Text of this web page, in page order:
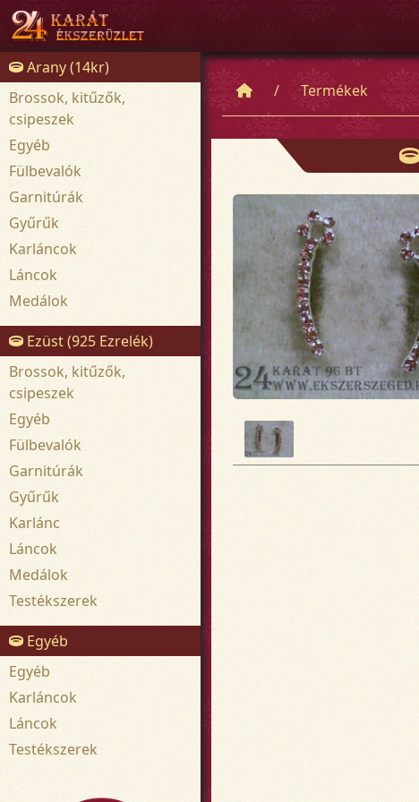
Arany (14kr)
Brossok, kitűzők,
csipeszek
Egyéb
Fülbevalók
Garnitúrák
Gyűrűk
Karláncok
Láncok
Medálok
Ezüst (925 Ezrelék)
Brossok, kitűzők,
csipeszek
Egyéb
Fülbevalók
Garnitúrák
Gyűrűk
Karlánc
Láncok
Medálok
Testékszerek
Egyéb
Egyéb
Karláncok
Láncok
Testékszerek
Termékek